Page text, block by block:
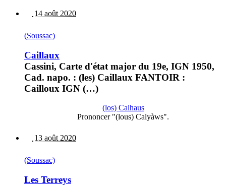
14 août 2020
(Soussac)
Caillaux
Cassini, Carte d'état major du 19e, IGN 1950,
Cad. napo. : (les) Caillaux FANTOIR :
Cailloux IGN (…)
(los) Calhaus
Prononcer "(lous) Calyàws".
13 août 2020
(Soussac)
Les Terreys